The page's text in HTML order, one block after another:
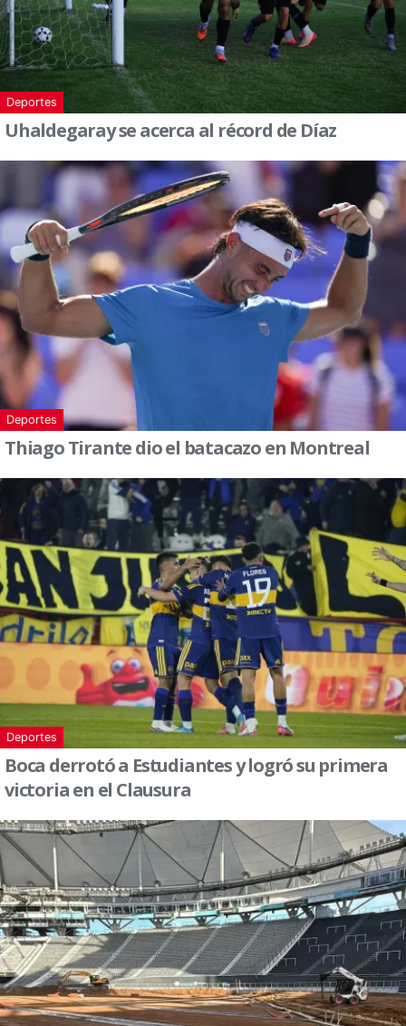
Deportes
Uhaldegaray se acerca al récord de Díaz
Deportes
Thiago Tirante dio el batacazo en Montreal
Deportes
Boca derrotó a Estudiantes y logró su primera
victoria en el Clausura